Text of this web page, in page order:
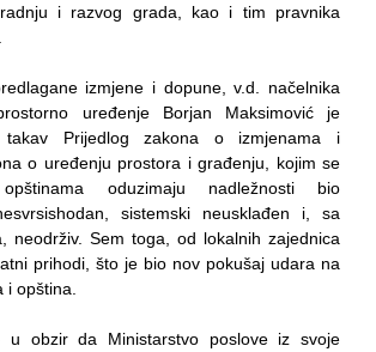
i razvog grada, kao i tim pravnika
izmjene i dopune, v.d. načelnika
uređenje Borjan Maksimović je
Prijedlog zakona o izmjenama i
o uređenju prostora i građenju, kojim se
oduzimaju nadležnosti bio
sistemski neusklađen i, sa
neodrživ. Sem toga, od lokalnih zajednica
prihodi, što je bio nov pokušaj udara na
i opština.
obzir da Ministarstvo poslove iz svoje